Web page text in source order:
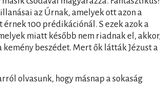
az Úrnak, amelyek ott azon a
100 prédikációnál. S ezek azok a
miatt később nem riadnak el,
beszédet. Mert ők látták Jézust a
olvasunk, hogy másnap a sokaság